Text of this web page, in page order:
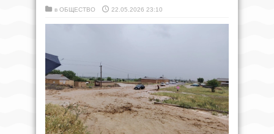
в ОБЩЕСТВО 22.05.2026 23:10